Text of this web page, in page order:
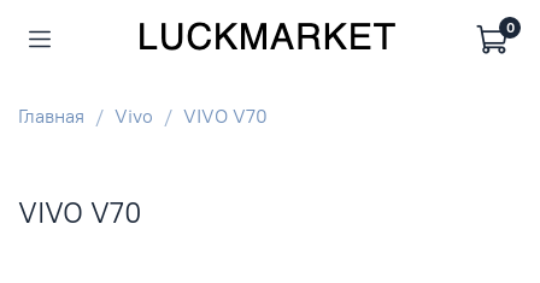
0
Главная Vivo VIVO V70
VIVO V70